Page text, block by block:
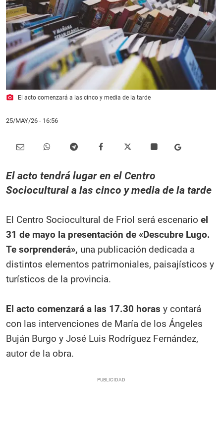
photo_camera El acto comenzará a las cinco y media de la tarde
25/MAY/26 - 16:56
El acto tendrá lugar en el Centro
Sociocultural a las cinco y media de la tarde
El Centro Sociocultural de Friol será escenario el
31 de mayo la presentación de «Descubre Lugo.
Te sorprenderá», una publicación dedicada a
distintos elementos patrimoniales, paisajísticos y
turísticos de la provincia.
El acto comenzará a las 17.30 horas y contará
con las intervenciones de María de los Ángeles
Buján Burgo y José Luis Rodríguez Fernández,
autor de la obra.